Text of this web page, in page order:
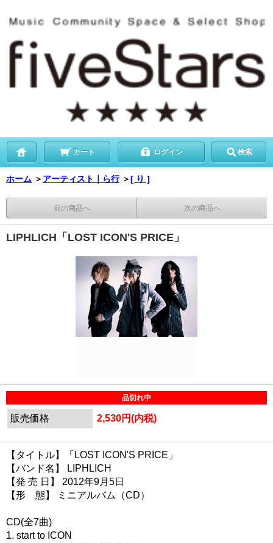
カート ログイン 検索
ホーム ＞ アーティスト｜ら行 ＞[ り ]
前の商品へ 次の商品へ
LIPHLICH「LOST ICON'S PRICE」
品切れ中
販売価格 2,530円(内税)
【タイトル】「LOST ICON'S PRICE」
【バンド名】 LIPHLICH
【発 売 日】 2012年9月5日
【形 態】 ミニアルバム（CD）
CD(全7曲)
1. start to ICON